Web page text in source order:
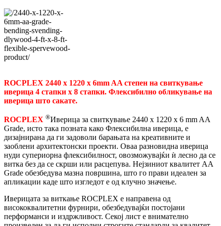
ROCPLEX 2440 x 1220 x 6mm AA степен на свиткување
иверица 4 стапки x 8 стапки. Флексибилно обликување на
иверица што сакате.
ROCPLEX ®Иверица за свиткување 2440 x 1220 x 6 mm AA
Grade, исто така позната како Флексибилна иверица, е
дизајнирана да ги задоволи барањата на креативните и
заоблени архитектонски проекти. Оваа разновидна иверица
нуди супериорна флексибилност, овозможувајќи ѝ лесно да се
витка без да се скрши или расцепува. Нејзиниот квалитет AA
Grade обезбедува мазна површина, што го прави идеален за
апликации каде што изгледот е од клучно значење.
Иверицата за виткање ROCPLEX е направена од
висококвалитетни фурнири, обезбедувајќи постојани
перформанси и издржливост. Секој лист е внимателно